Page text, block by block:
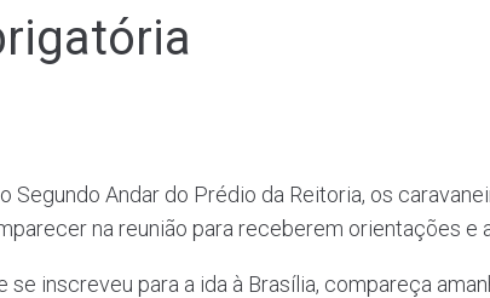
Segundo Andar do Prédio da Reitoria, os
na reunião para receberem orientações e
inscreveu para a ida à Brasília, compareça